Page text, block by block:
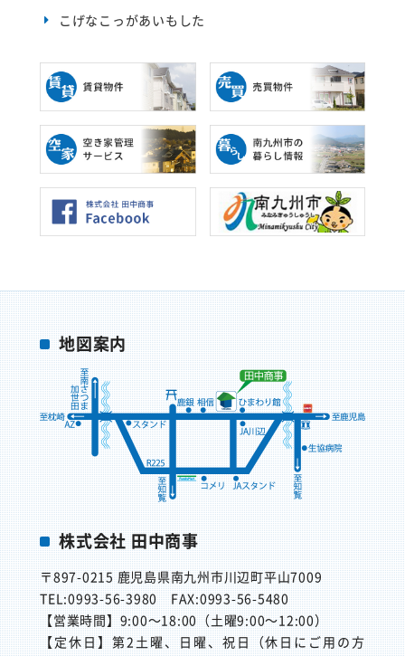
こげなこっがあいもした
地図案内
株式会社 田中商事
〒897-0215鹿児島県南九州市川辺町平山7009
TEL:0993-56-3980FAX:0993-56-5480
【営業時間】9:00～18:00（土曜9:00～12:00）
【定休日】第2土曜、日曜、祝日（休日にご用の方